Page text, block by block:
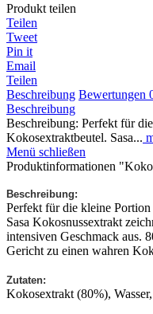
Produkt teilen
Teilen
Tweet
Pin it
Email
Teilen
Beschreibung Bewertungen
Beschreibung
Beschreibung: Perfekt für
Kokosextraktbeutel. Sasa...
Menü schließen
Produktinformationen
Beschreibung:
Perfekt für die kleine
Sasa Kokosnussextrakt
intensiven Geschmack aus.
Gericht zu einen wahren
Zutaten:
Kokosextrakt (80%),